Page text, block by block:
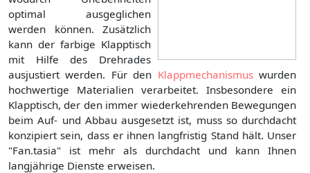
optimal ausgeglichen
werden können. Zusätzlich
kann der farbige Klapptisch
mit Hilfe des Drehrades
ausjustiert werden. Für den Klappmechanismuswurden
hochwertige Materialien verarbeitet. Insbesondere ein
Klapptisch, der den immer wiederkehrenden Bewegungen
beim Auf- und Abbau ausgesetzt ist, muss so durchdacht
konzipiert sein, dass er ihnen langfristig Stand hält. Unser
"Fan.tasia" ist mehr als durchdacht und kann Ihnen
langjährige Dienste erweisen.